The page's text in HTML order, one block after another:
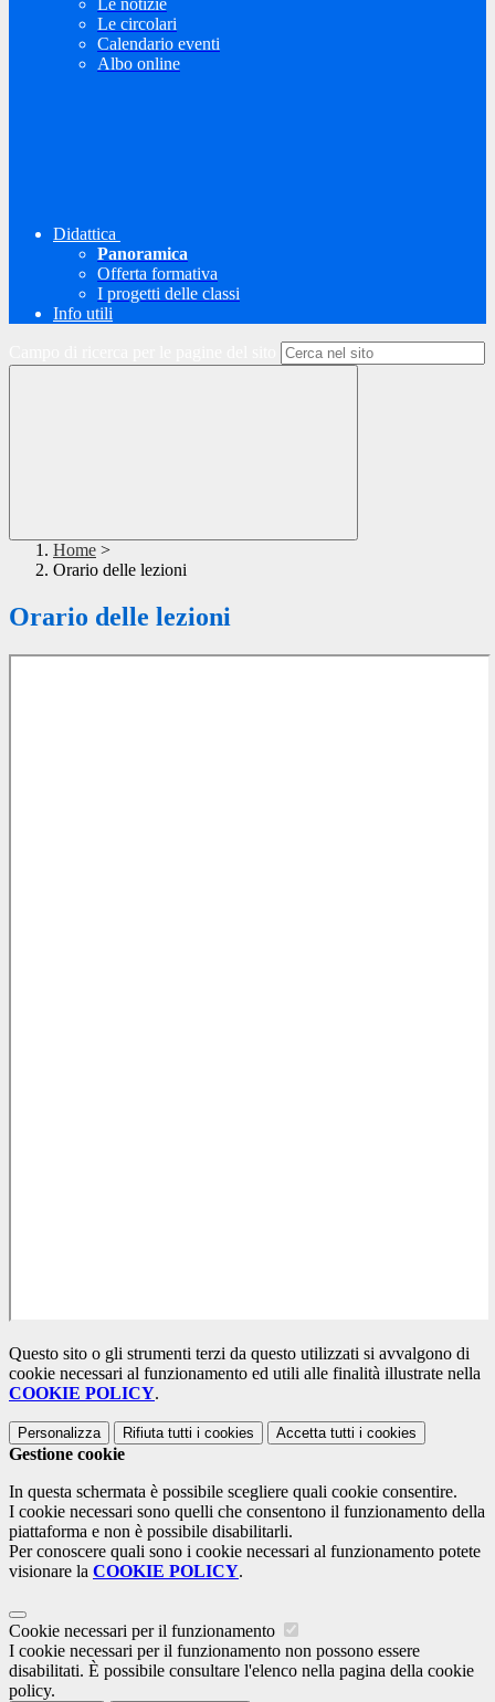
Le notizie
Le circolari
Calendario eventi
Albo online
Didattica
Panoramica
Offerta formativa
I progetti delle classi
Info utili
Home >
Orario delle lezioni
Orario delle lezioni
Questo sito o gli strumenti terzi da questo utilizzati si avvalgono di
cookie necessari al funzionamento ed utili alle finalità illustrate nella
COOKIE POLICY.
Personalizza Rifiuta tutti i cookies Accetta tutti i cookies
Gestione cookie
In questa schermata è possibile scegliere quali cookie consentire.
I cookie necessari sono quelli che consentono il funzionamento della
piattaforma e non è possibile disabilitarli.
Per conoscere quali sono i cookie necessari al funzionamento potete
visionare la COOKIE POLICY.
Cookie necessari per il funzionamento
I cookie necessari per il funzionamento non possono essere
disabilitati. È possibile consultare l'elenco nella pagina della cookie
policy.